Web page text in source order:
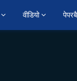
वीडियो